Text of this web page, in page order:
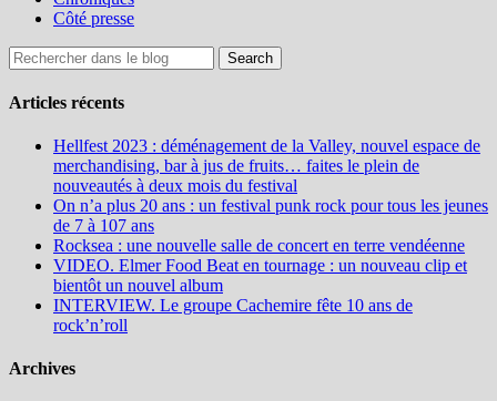
Côté presse
Articles récents
Hellfest 2023 : déménagement de la Valley, nouvel espace de
merchandising, bar à jus de fruits… faites le plein de
nouveautés à deux mois du festival
On n’a plus 20 ans : un festival punk rock pour tous les jeunes
de 7 à 107 ans
Rocksea : une nouvelle salle de concert en terre vendéenne
VIDEO. Elmer Food Beat en tournage : un nouveau clip et
bientôt un nouvel album
INTERVIEW. Le groupe Cachemire fête 10 ans de
rock’n’roll
Archives